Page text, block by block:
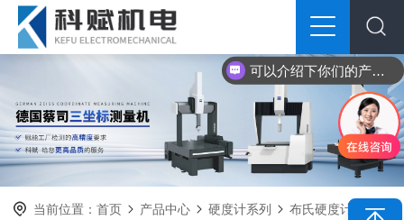
当前位置：首页 产品中心 硬度计系列
布氏硬度计
可以介绍下你们的产品么？